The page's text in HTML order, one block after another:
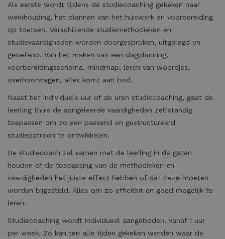
Als eerste wordt tijdens de studiecoaching gekeken naar
werkhouding, het plannen van het huiswerk en voorbereiding
op toetsen. Verschillende studiemethodieken en
studievaardigheden worden doorgesproken, uitgelegd en
geoefend. Van het maken van een dagplanning,
voorbereidingsschema, mindmap, leren van woordjes,
overhoorvragen, alles komt aan bod.
Naast het individuele uur of de uren studiecoaching, gaat de
leerling thuis de aangeleerde vaardigheden zelfstandig
toepassen om zo een passend en gestructureerd
studiepatroon te ontwikkelen.
De studiecoach zal samen met de leerling in de gaten
houden of de toepassing van de methodieken en
vaardigheden het juiste effect hebben of dat deze moeten
worden bijgesteld. Alles om zo efficiënt en goed mogelijk te
leren.
Studiecoaching wordt individueel aangeboden, vanaf 1 uur
per week. Zo kan ten alle tijden gekeken worden waar de